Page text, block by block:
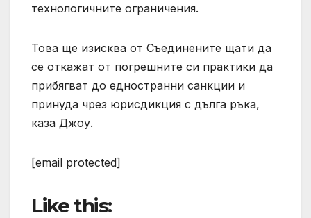
технологичните ограничения.
Това ще изисква от Съединените щати да
се откажат от погрешните си практики да
прибягват до едностранни санкции и
принуда чрез юрисдикция с дълга ръка,
каза Джоу.
[email protected]
Like this: